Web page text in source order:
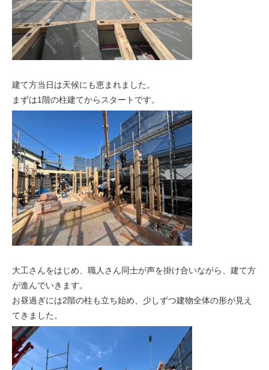
建て方当日は天候にも恵まれました。
まずは1階の柱建てからスタートです。
大工さんをはじめ、職人さん同士が声を掛け合いながら、建て方
が進んでいきます。
お昼過ぎには2階の柱も立ち始め、少しずつ建物全体の形が見え
てきました。